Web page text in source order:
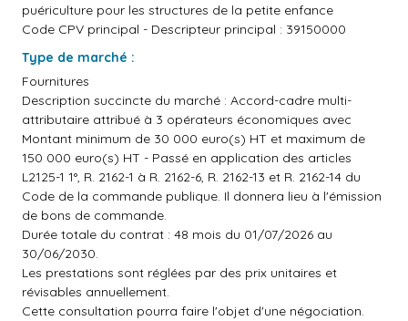
puériculture pour les structures de la petite enfance
Code CPV principal - Descripteur principal : 39150000
Type de marché :
Fournitures
Description succincte du marché : Accord-cadre multi-
attributaire attribué à 3 opérateurs économiques avec
Montant minimum de 30 000 euro(s) HT et maximum de
150 000 euro(s) HT - Passé en application des articles
L2125-1 1°, R. 2162-1 à R. 2162-6, R. 2162-13 et R. 2162-14 du
Code de la commande publique. Il donnera lieu à l'émission
de bons de commande.
Durée totale du contrat : 48 mois du 01/07/2026 au
30/06/2030.
Les prestations sont réglées par des prix unitaires et
révisables annuellement.
Cette consultation pourra faire l'objet d'une négociation.